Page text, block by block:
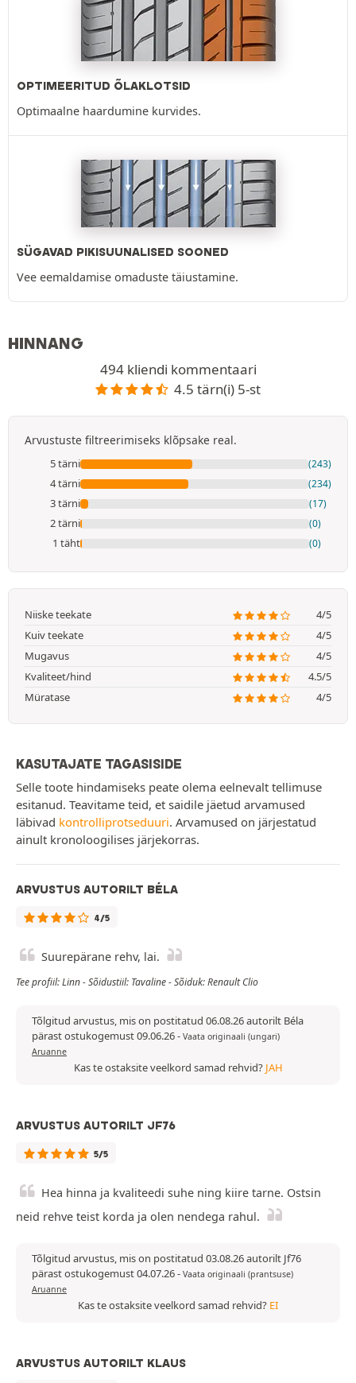
OPTIMEERITUD ÕLAKLOTSID
Optimaalne haardumine kurvides.
SÜGAVAD PIKISUUNALISED SOONED
Vee eemaldamise omaduste täiustamine.
HINNANG
494 kliendi kommentaari
4.5 tärn(i) 5-st
Arvustuste filtreerimiseks klõpsake real.
5 tärni (243)
4 tärni (234)
3 tärni (17)
2 tärni (0)
1 täht (0)
Niiske teekate
4/5
Kuiv teekate
4/5
Mugavus
4/5
Kvaliteet/hind
4.5/5
Müratase
4/5
KASUTAJATE TAGASISIDE
Selle toote hindamiseks peate olema eelnevalt tellimuse
esitanud. Teavitame teid, et saidile jäetud arvamused
läbivad kontrolliprotseduuri. Arvamused on järjestatud
ainult kronoloogilises järjekorras.
ARVUSTUS AUTORILT BÉLA
4/5
Suurepärane rehv, lai.
Tee profiil: Linn - Sõidustiil: Tavaline - Sõiduk: Renault Clio
Tõlgitud arvustus, mis on postitatud 06.08.26 autorilt Béla
pärast ostukogemust 09.06.26- Vaata originaali (ungari)
Aruanne
Kas te ostaksite veelkord samad rehvid? JAH
ARVUSTUS AUTORILT JF76
5/5
Hea hinna ja kvaliteedi suhe ning kiire tarne. Ostsin
neid rehve teist korda ja olen nendega rahul.
Tõlgitud arvustus, mis on postitatud 03.08.26 autorilt Jf76
pärast ostukogemust 04.07.26- Vaata originaali (prantsuse)
Aruanne
Kas te ostaksite veelkord samad rehvid? EI
ARVUSTUS AUTORILT KLAUS